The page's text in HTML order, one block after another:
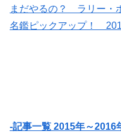
まだやるの？ ラリー・
名鑑ピックアップ！
-記事一覧 2015年～2016